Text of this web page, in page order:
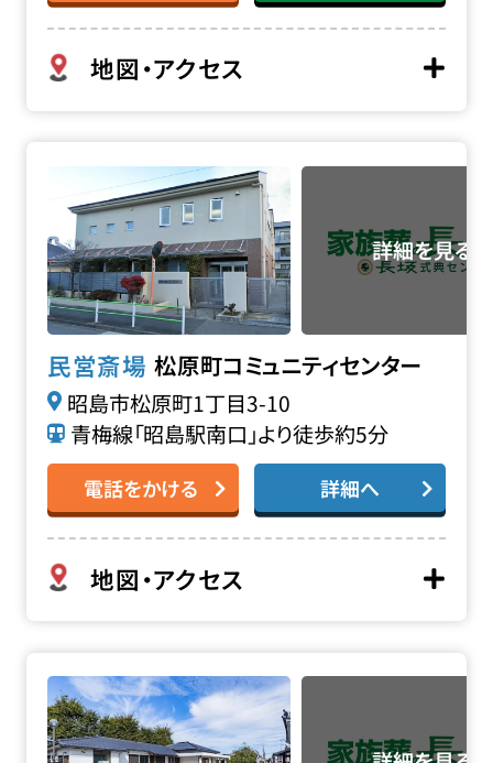
地図・アクセス
民営斎場 松原町コミュニティセンター
昭島市松原町1丁目3-10
青梅線「昭島駅南口」より徒歩約5分
電話をかける 詳細へ
地図・アクセス
きわだ斎場の詳細へ